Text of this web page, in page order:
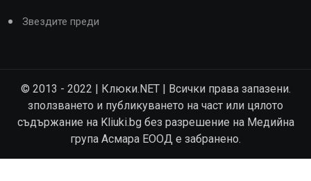
Звездите преди
© 2013 - 2022 | Клюки.NET | Всички права запазени.
зползването и публикуването на част или цялото
съдържание на Kliuki.bg без разрешение на Медийна
група Асмара ЕООД е забранено.